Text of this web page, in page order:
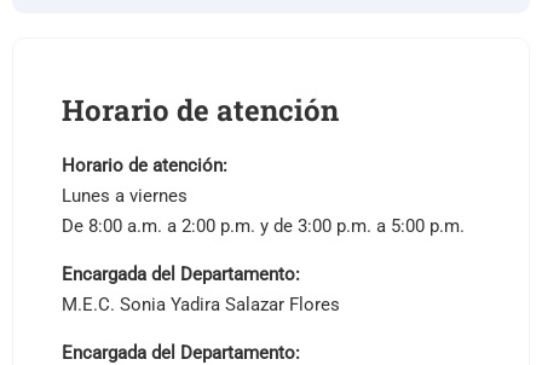
Horario de atención
Horario de atención:
Lunes a viernes
De 8:00 a.m. a 2:00 p.m. y de 3:00 p.m. a 5:00 p.m.
Encargada del Departamento:
M.E.C. Sonia Yadira Salazar Flores
Encargada del Departamento: